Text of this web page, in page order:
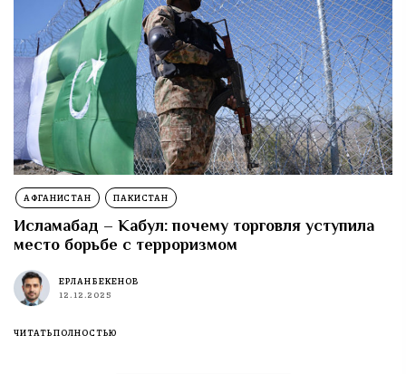
АФГАНИСТАН ПАКИСТАН
Исламабад – Кабул: почему торговля уступила
место борьбе с терроризмом
ЕРЛАН БЕКЕНОВ
12.12.2025
ЧИТАТЬ ПОЛНОСТЬЮ